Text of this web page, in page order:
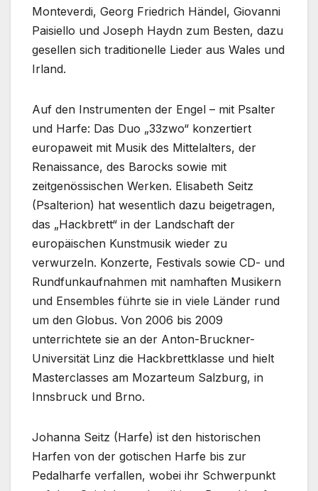
Monteverdi, Georg Friedrich Händel, Giovanni
Paisiello und Joseph Haydn zum Besten, dazu
gesellen sich traditionelle Lieder aus Wales und
Irland.
Auf den Instrumenten der Engel – mit Psalter
und Harfe: Das Duo „33zwo“ konzertiert
europaweit mit Musik des Mittelalters, der
Renaissance, des Barocks sowie mit
zeitgenössischen Werken. Elisabeth Seitz
(Psalterion) hat wesentlich dazu beigetragen,
das „Hackbrett“ in der Landschaft der
europäischen Kunstmusik wieder zu
verwurzeln. Konzerte, Festivals sowie CD- und
Rundfunkaufnahmen mit namhaften Musikern
und Ensembles führte sie in viele Länder rund
um den Globus. Von 2006 bis 2009
unterrichtete sie an der Anton-Bruckner-
Universität Linz die Hackbrettklasse und hielt
Masterclasses am Mozarteum Salzburg, in
Innsbruck und Brno.
Johanna Seitz (Harfe) ist den historischen
Harfen von der gotischen Harfe bis zur
Pedalharfe verfallen, wobei ihr Schwerpunkt